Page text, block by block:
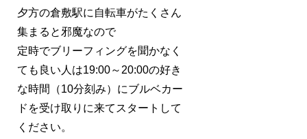
夕方の倉敷駅に自転車がたくさん
集まると邪魔なので
定時でブリーフィングを聞かなく
ても良い人は19:00～20:00の好き
な時間（10分刻み）にブルベカー
ドを受け取りに来てスタートして
ください。